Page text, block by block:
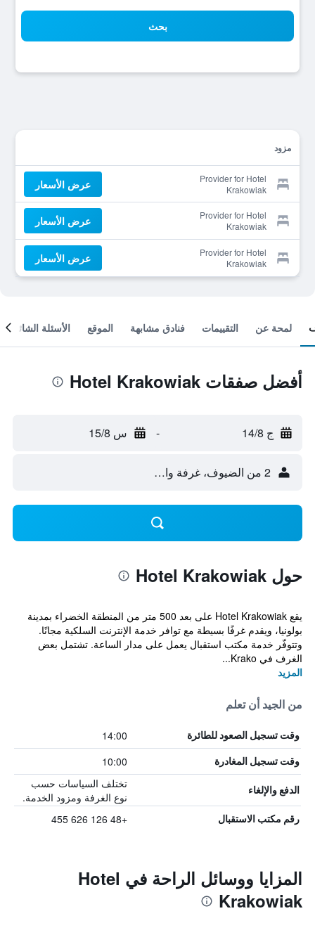
بحث
مزود
Provider for Hotel
Krakowiak
عرض الأسعار
Provider for Hotel
Krakowiak
عرض الأسعار
Provider for Hotel
Krakowiak
عرض الأسعار
لمحة عن التقييمات فنادق مشابهة الموقع الأسئلة الشائعة
أفضل صفقات Hotel Krakowiak
ج 14/8 - س 15/8
2 من الضيوف، غرفة واحدة
حول Hotel Krakowiak
يقع Hotel Krakowiak على بعد 500 متر من المنطقة الخضراء بمدينة
بولونيا، ويقدم غرفًا بسيطة مع توافر خدمة الإنترنت السلكية مجانًا.
وتتوفّر خدمة مكتب استقبال يعمل على مدار الساعة. تشتمل بعض
الغرف في Krako...
المزيد
من الجيد أن تعلم
وقت تسجيل الصعود للطائرة 14:00
وقت تسجيل المغادرة 10:00
الدفع والإلغاء
تختلف السياسات حسب
نوع الغرفة ومزود الخدمة.
رقم مكتب الاستقبال +48 126 626 455
المزايا ووسائل الراحة في Hotel
Krakowiak